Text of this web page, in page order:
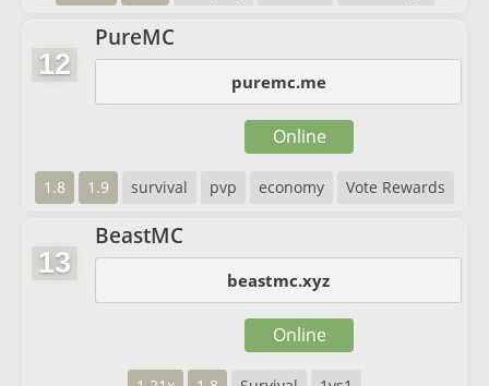
12
PureMC
puremc.me
1.8 1.9 survival pvp economy Vote Rewards
Online
13
BeastMC
beastmc.xyz
Online